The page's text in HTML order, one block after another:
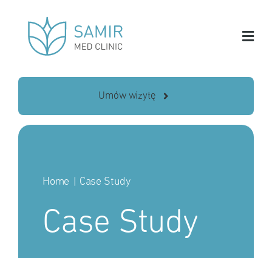
content
Umów wizytę
Home Case Study
Case Study